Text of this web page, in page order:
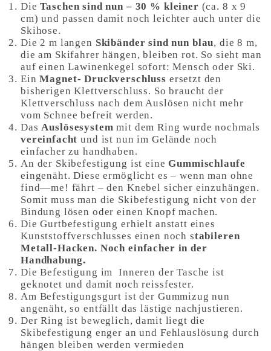
Die Taschen sind nun – 30 % kleiner (ca. 8 x 9
cm) und passen damit noch leichter auch unter die
Skihose.
Die 2 m langen Skibänder sind nun blau, die 8 m,
die am Skifahrer hängen, bleiben rot. So sieht man
auf einen Lawinenkegel sofort: Mensch oder Ski.
EinMagnet- Druckverschluss ersetzt den
bisherigen Klettverschluss. So braucht der
Klettverschluss nach dem Auslösen nicht mehr
vom Schnee befreit werden.
DasAuslösesystem mit dem Ring wurde nochmals
vereinfacht und ist nun im Gelände noch
einfacher zu handhaben.
An der Skibefestigung ist eineGummischlaufe
eingenäht. Diese ermöglicht es – wenn man ohne
find—me! fährt – den Knebel sicher einzuhängen.
Somit muss man die Skibefestigung nicht von der
Bindung lösen oder einen Knopf machen.
Die Gurtbefestigung erhielt anstatt eines
Kunststoffverschlusses einen noch stabileren
Metall-Hacken. Noch einfacher in der
Handhabung.
Die Befestigung im Inneren der Tasche ist
geknotet und damit noch reissfester.
Am Befestigungsgurt ist der Gummizug nun
angenäht, so entfällt das lästige nachjustieren.
Der Ring ist beweglich, damit liegt die
Skibefestigung enger an und Fehlauslösung durch
hängen bleiben werden vermieden